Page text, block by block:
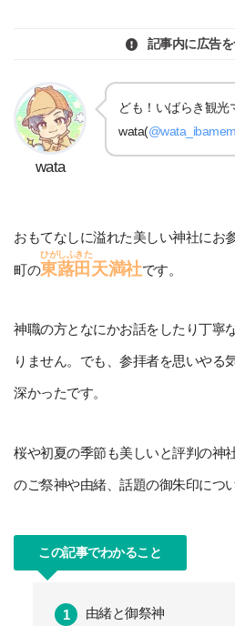
記事内に広告
wata
ども！いばらき観光
wata(
おもてなしに溢れた美しい神社にお
町の東蕗田
ひがしふきた
天満社です。
神職の方となにかお話をしたり丁寧
りません。でも、参拝者を思いやる
深かったです。
桜や初夏の季節も美しいと評判の神
のご祭神や由緒、話題の御朱印につ
この記事でわかること
由緒と御祭神